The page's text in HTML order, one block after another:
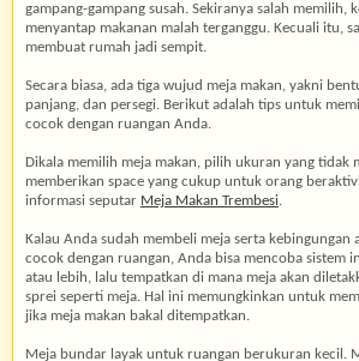
gampang-gampang susah. Sekiranya salah memilih,
menyantap makanan malah terganggu. Kecuali itu,
membuat rumah jadi sempit.
Secara biasa, ada tiga wujud meja makan, yakni
panjang, dan persegi. Berikut adalah tips untuk
cocok dengan ruangan Anda.
Dikala memilih meja makan, pilih ukuran yang tidak
memberikan space yang cukup untuk orang
informasi seputar Meja Makan Trembesi.
Kalau Anda sudah membeli meja serta kebingungan
cocok dengan ruangan, Anda bisa mencoba sistem
atau lebih, lalu tempatkan di mana meja akan
sprei seperti meja. Hal ini memungkinkan untuk
jika meja makan bakal ditempatkan.
Meja bundar layak untuk ruangan berukuran kecil.